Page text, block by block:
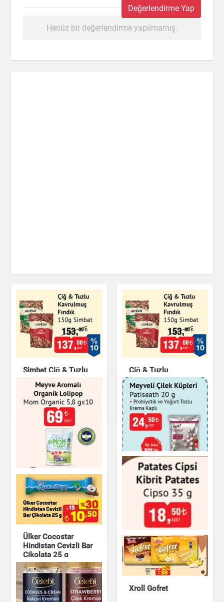
Değerlendirme Yap
Henüz bir değerlendirme yapılmamış.
Simbat Çiğ & Tuzlu
Kavrulmuş Fındık
150g
Çikolata & Bisküvi &
Çiğ & Tuzlu
Kavrulmuş Fındık
150g Simbat
Çikolata & Bisküvi &
Kuruyemiş
Meyve Aromalı
Organik Lolipop
Mom Organic 5,8 g
x10
Kuruyemiş
Meyveli Çilek Küpleri
Patiseath 20 g
Çikolata & Bisküvi &
Ülker Cocostar
Hindistan Cevizli Bar
Çikolata 25 g
Çikolata & Bisküvi &
Kuruyemiş
Xroll Gofret